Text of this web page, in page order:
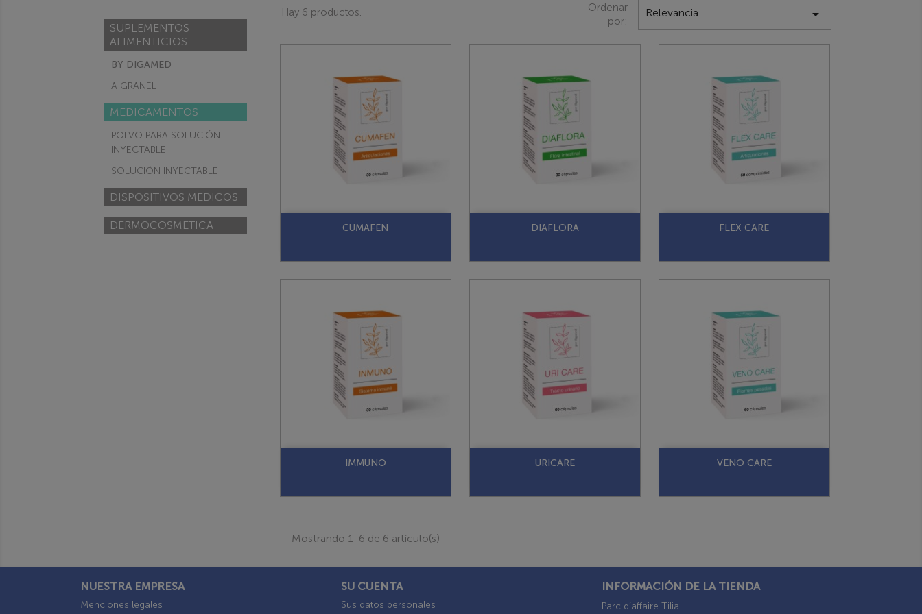
SUPLEMENTOS
ALIMENTICIOS
BY DIGAMED
A GRANEL
MEDICAMENTOS
POLVO PARA SOLUCIÓN
INYECTABLE
SOLUCIÓN INYECTABLE
DISPOSITIVOS MEDICOS
DERMOCOSMETICA
Hay 6 productos.
Ordenar
por:
Relevancia 
CUMAFEN DIAFLORA FLEX CARE
IMMUNO URICARE VENO CARE
Mostrando 1-6 de 6 artículo(s)
NUESTRA EMPRESA
Menciones legales
SU CUENTA
Sus datos personales
INFORMACIÓN DE LA TIENDA
Parc d’affaire Tilia